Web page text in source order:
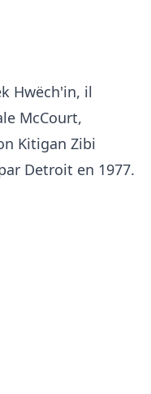
Hwëch'in, il
McCourt,
Kitigan Zibi
Detroit en 1977.